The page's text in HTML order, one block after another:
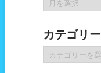
ー
イ
ブ
カテゴリー
テ